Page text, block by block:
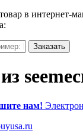
в интернет-
нам!